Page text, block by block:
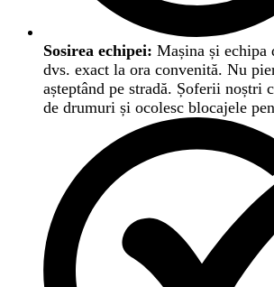
Sosirea echipei: Mașina și echipa
dvs. exact la ora convenită. Nu
așteptând pe stradă. Șoferii noștri
de drumuri și ocolesc blocajele